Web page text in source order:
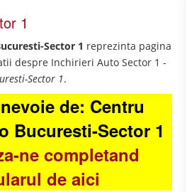
1
Sector 1 reprezinta pagina
despre Inchirieri Auto Sector 1 -
Sector 1.
de: Centru
Bucuresti-Sector 1
ne completand
de aici